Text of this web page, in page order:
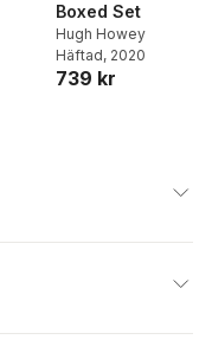
Boxed Set
Hugh Howey
Häftad, 2020
739 kr